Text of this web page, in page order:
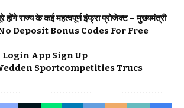
राज्य के कई महत्वपूर्ण इंफ्रा प्रोजेक्ट – मुख्यमंत्री
Deposit Bonus Codes For Free
Login App Sign Up
Sportcompetities Trucs